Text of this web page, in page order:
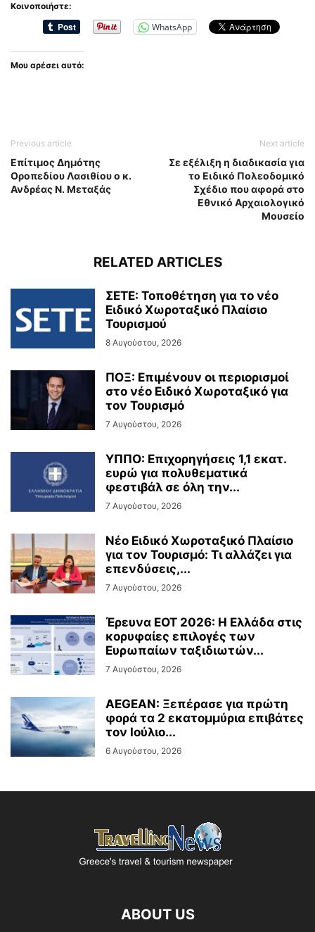
Κοινοποιήστε:
WhatsApp
Μου αρέσει αυτό:
Previous article
Επίτιμος Δημότης
Οροπεδίου Λασιθίου ο κ.
Ανδρέας Ν. Μεταξάς
Next article
Σε εξέλιξη η διαδικασία για
το Ειδικό Πολεοδομικό
Σχέδιο που αφορά στο
Εθνικό Αρχαιολογικό
Μουσείο
RELATED ARTICLES
ΣΕΤΕ: Τοποθέτηση για το νέο
Ειδικό Χωροταξικό Πλαίσιο
Τουρισμού
8 Αυγούστου, 2026
ΠΟΞ: Επιμένουν οι περιορισμοί
στο νέο Ειδικό Χωροταξικό για
τον Τουρισμό
7 Αυγούστου, 2026
ΥΠΠΟ: Επιχορηγήσεις 1,1 εκατ.
ευρώ για πολυθεματικά
φεστιβάλ σε όλη την...
7 Αυγούστου, 2026
Νέο Ειδικό Χωροταξικό Πλαίσιο
για τον Τουρισμό: Τι αλλάζει για
επενδύσεις,...
7 Αυγούστου, 2026
Έρευνα ΕΟΤ 2026: Η Ελλάδα στις
κορυφαίες επιλογές των
Ευρωπαίων ταξιδιωτών...
7 Αυγούστου, 2026
AEGEAN: Ξεπέρασε για πρώτη
φορά τα 2 εκατομμύρια επιβάτες
τον Ιούλιο...
6 Αυγούστου, 2026
ABOUT US